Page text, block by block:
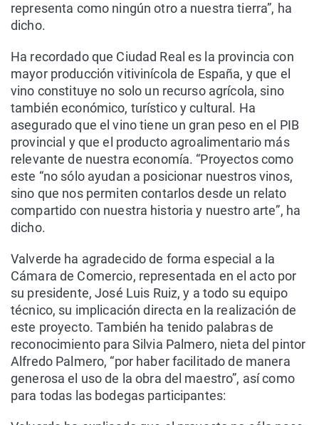
representa como ningún otro a nuestra tierra”, ha
dicho.
Ha recordado que Ciudad Real es la provincia con
mayor producción vitivinícola de España, y que el
vino constituye no solo un recurso agrícola, sino
también económico, turístico y cultural. Ha
asegurado que el vino tiene un gran peso en el PIB
provincial y que el producto agroalimentario más
relevante de nuestra economía. “Proyectos como
este “no sólo ayudan a posicionar nuestros vinos,
sino que nos permiten contarlos desde un relato
compartido con nuestra historia y nuestro arte”, ha
dicho.
Valverde ha agradecido de forma especial a la
Cámara de Comercio, representada en el acto por
su presidente, José Luis Ruiz, y a todo su equipo
técnico, su implicación directa en la realización de
este proyecto. También ha tenido palabras de
reconocimiento para Silvia Palmero, nieta del pintor
Alfredo Palmero, “por haber facilitado de manera
generosa el uso de la obra del maestro”, así como
para todas las bodegas participantes: